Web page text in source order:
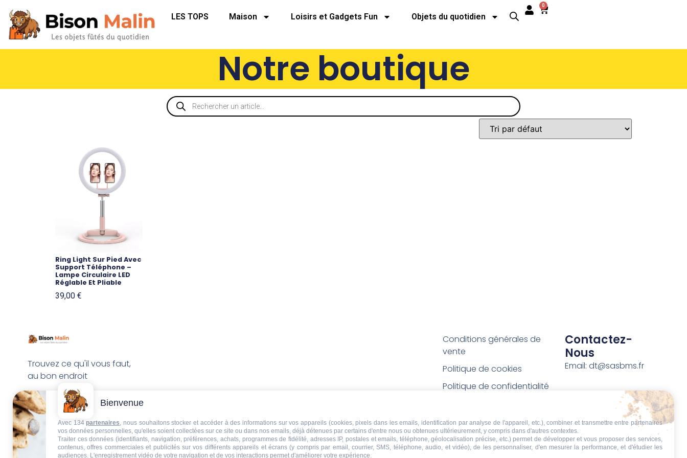
LES TOPS Maison Loisirs et Gadgets Fun Objets du quotidien
0
Notre boutique
Ring Light Sur Pied Avec
Support Téléphone –
Lampe Circulaire LED
Réglable Et Pliable
39,00 €
Trouvez ce qu'il vous faut,
au bon endroit
Conditions générales de
vente
Politique de cookies
Politique de confidentialité
Conditions de retour et de
remboursement
Droit de rétractation
Contactez-
Nous
Email: dt@sasbms.fr
Bienvenue
Avec 134 partenaires, nous souhaitons stocker et accéder à des informations sur vos appareils (cookies, pixels dans les emails, identification par analyse de l'appareil, etc.), combiner et transmettre entre partenaires
vos données personnelles, qu'elles soient collectées sur ce site ou dans nos emails, déjà détenues par certains d'entre nous ou obtenues ultérieurement, y compris dans d'autres contextes.
Traiter ces données (identifiants, navigation, préférences, achats, programmes de fidélité, adresses IP, postales et emails, téléphone, géolocalisation précise, etc.) permet de développer et vous proposer des services,
contenus, offres commerciales et publicités sur vos différents appareils et écrans (y compris par email, courrier, SMS, téléphone, audio, et vidéo), de les personnaliser, d'en mesurer la performance, et d'étudier les
audiences. L'enregistrement vidéo de votre navigation et de vos interactions permet d'améliorer votre expérience.